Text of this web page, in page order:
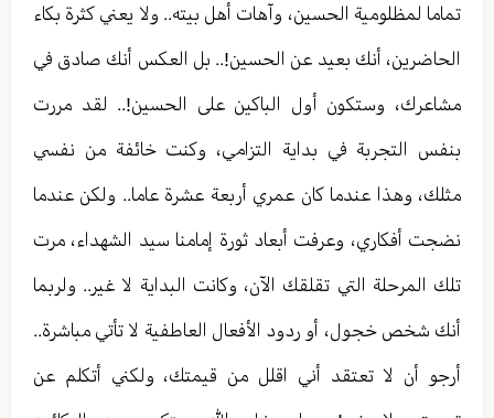
تماما لمظلومية الحسين، وآهات أهل بيته.. ولا يعني كثرة بكاء
الحاضرين، أنك بعيد عن الحسين!.. بل العكس أنك صادق في
مشاعرك، وستكون أول الباكين على الحسين!.. لقد مررت
بنفس التجربة في بداية التزامي، وكنت خائفة من نفسي
مثلك، وهذا عندما كان عمري أربعة عشرة عاما.. ولكن عندما
نضجت أفكاري، وعرفت أبعاد ثورة إمامنا سيد الشهداء، مرت
تلك المرحلة التي تقلقك الآن، وكانت البداية لا غير.. ولربما
أنك شخص خجول، أو ردود الأفعال العاطفية لا تأتي مباشرة..
أرجو أن لا تعتقد أني اقلل من قيمتك، ولكني أتكلم عن